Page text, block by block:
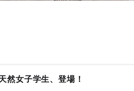
然女子学生、登場！